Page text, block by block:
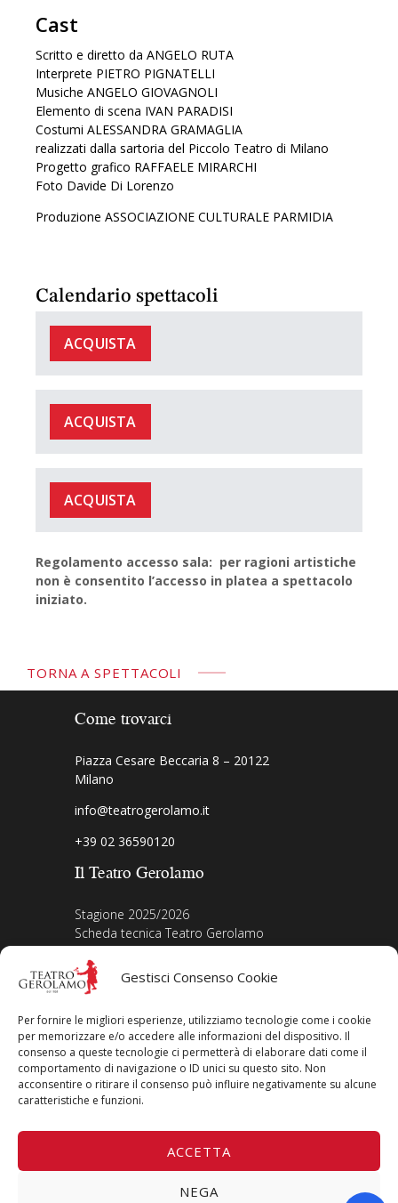
Gestisci Consenso Cookie
Per fornire le migliori esperienze, utilizziamo tecnologie come i cookie
per memorizzare e/o accedere alle informazioni del dispositivo. Il
consenso a queste tecnologie ci permetterà di elaborare dati come il
comportamento di navigazione o ID unici su questo sito. Non
acconsentire o ritirare il consenso può influire negativamente su alcune
caratteristiche e funzioni.
ACCETTA
NEGA
Cast
Scritto e diretto da ANGELO RUTA
Interprete PIETRO PIGNATELLI
Musiche ANGELO GIOVAGNOLI
Elemento di scena IVAN PARADISI
Costumi ALESSANDRA GRAMAGLIA
realizzati dalla sartoria del Piccolo Teatro di Milano
Progetto grafico RAFFAELE MIRARCHI
Foto Davide Di Lorenzo
Produzione ASSOCIAZIONE CULTURALE PARMIDIA
Calendario spettacoli
ACQUISTA
ACQUISTA
ACQUISTA
Regolamento accesso sala: per ragioni artistiche
non è consentito l’accesso in platea a spettacolo
iniziato.
TORNA A SPETTACOLI
Come trovarci
Piazza Cesare Beccaria 8 – 20122
Milano
info@teatrogerolamo.it
+39 02 36590120
Il Teatro Gerolamo
Stagione 2025/2026
Scheda tecnica Teatro Gerolamo
Acquista i biglietti
La nostra storia
Area legale
Contatti
Privacy Policy